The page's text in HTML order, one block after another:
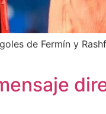
de Fermín y